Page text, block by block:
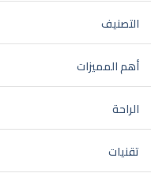
التصنيف
أهم المميزات
الراحة
تقنيات